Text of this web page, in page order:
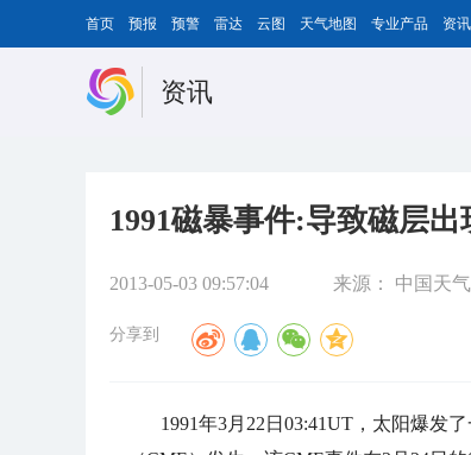
首页 预报 预警 雷达 云图 天气地图 专业产品 资讯
资讯
1991磁暴事件:导致磁层
2013-05-03 09:57:04 来源： 中国天
分享到
1991年3月22日03:41UT，太阳爆发